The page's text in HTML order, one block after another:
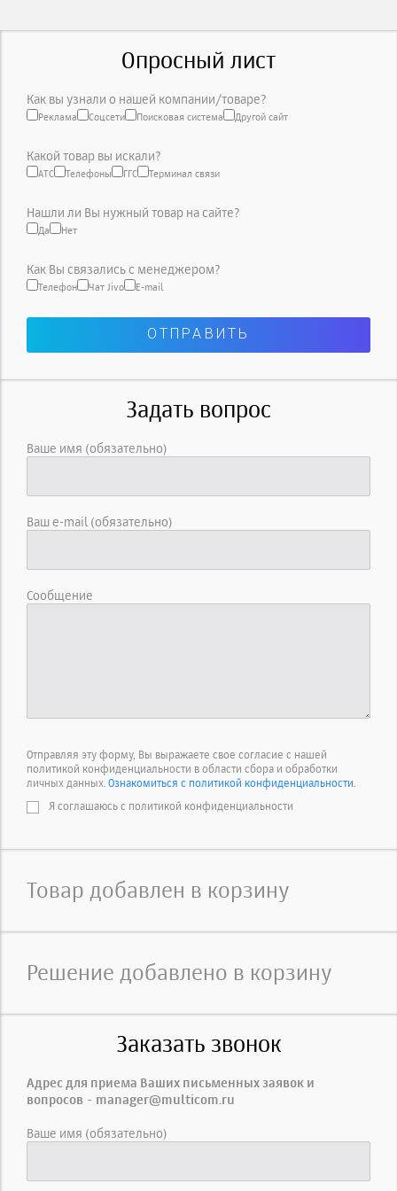
Опросный лист
Как вы узнали о нашей компании/товаре?
Реклама Соцсети Поисковая система Другой сайт
Какой товар вы искали?
АТС Телефоны ГГС Терминал связи
Нашли ли Вы нужный товар на сайте?
Да Нет
Как Вы связались с менеджером?
Телефон Чат Jivo E-mail
Задать вопрос
Ваше имя (обязательно)
Ваш e-mail (обязательно)
Сообщение
Отправляя эту форму, Вы выражаете свое согласие с нашей
политикой конфиденциальности в области сбора и обработки
личных данных. Ознакомиться с политикой конфиденциальности.
Я соглашаюсь с политикой конфиденциальности
Товар добавлен в корзину
Решение добавлено в корзину
Заказать звонок
Адрес для приема Ваших письменных заявок и
вопросов - manager@multicom.ru
Ваше имя (обязательно)